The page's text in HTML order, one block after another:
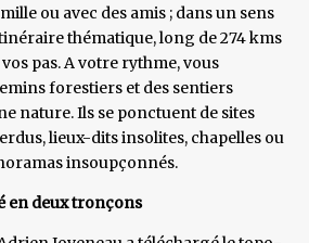
ou avec des amis ; dans un sens
thématique, long de 274 kms
pas. A votre rythme, vous
forestiers et des sentiers
nature. Ils se ponctuent de sites
lieux-dits insolites, chapelles ou
insoupçonnés.
en deux tronçons